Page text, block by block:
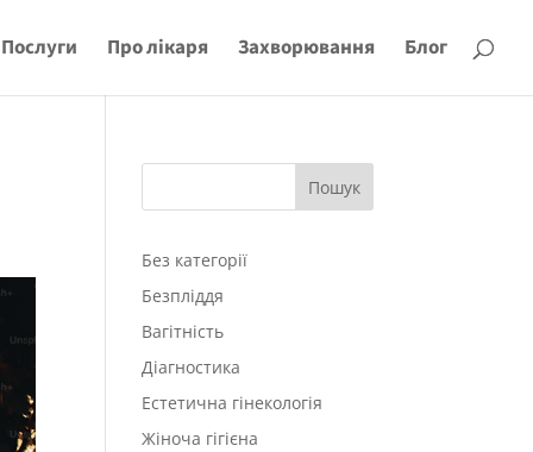
Послуги Про лікаря Захворювання Блог
Пошук
Без категорії
Безпліддя
Вагітність
Діагностика
Естетична гінекологія
Жіноча гігієна